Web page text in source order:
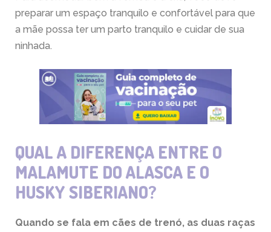
preparar um espaço tranquilo e confortável para que
a mãe possa ter um parto tranquilo e cuidar de sua
ninhada.
QUAL A DIFERENÇA ENTRE O
MALAMUTE DO ALASCA E O
HUSKY SIBERIANO?
Quando se fala em cães de trenó, as duas raças